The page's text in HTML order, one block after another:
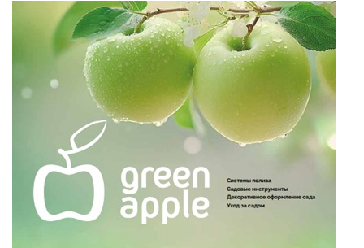
ИНФРАКРАСНЫЕ ЛАМПЫ
ИСТОЧНИКИ СВЕТА
КАБЕЛЕНЕСУЩИЕ СИСТЕМЫ
КЛЕЙКИЕ ЛЕНТЫ
и ЭРА!